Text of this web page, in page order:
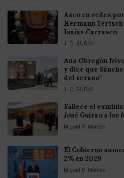
Asco en redes
Hermann
Isaías Carrasco
J. C. RUBIO
Ana Obregón
y dice que
del verano"
J. C. RUBIO
Fallece el
José Guirao a los
Miguel P. Montes
El Gobierno
2% en 2029
Miguel P. Montes